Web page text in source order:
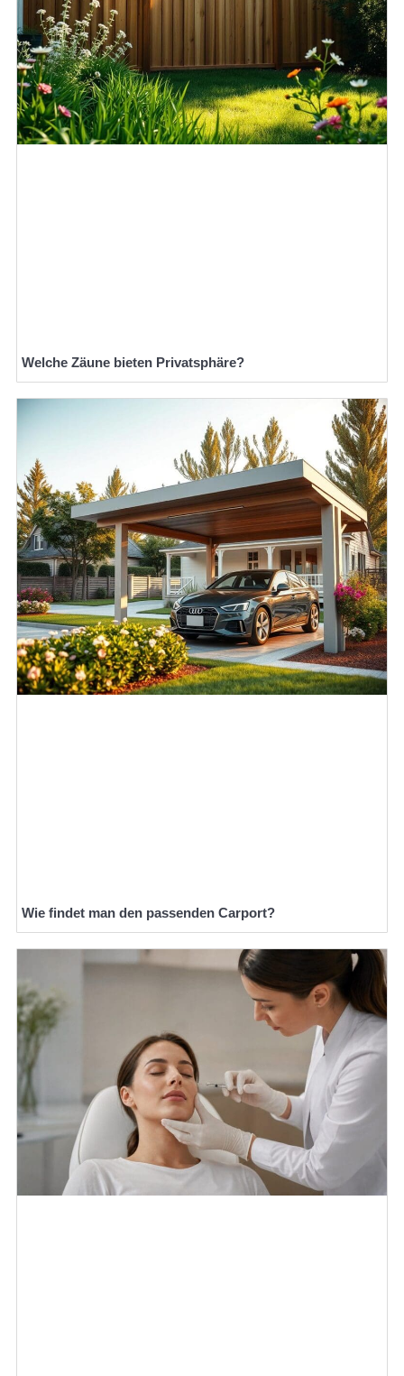
Welche Zäune bieten Privatsphäre?
Wie findet man den passenden Carport?